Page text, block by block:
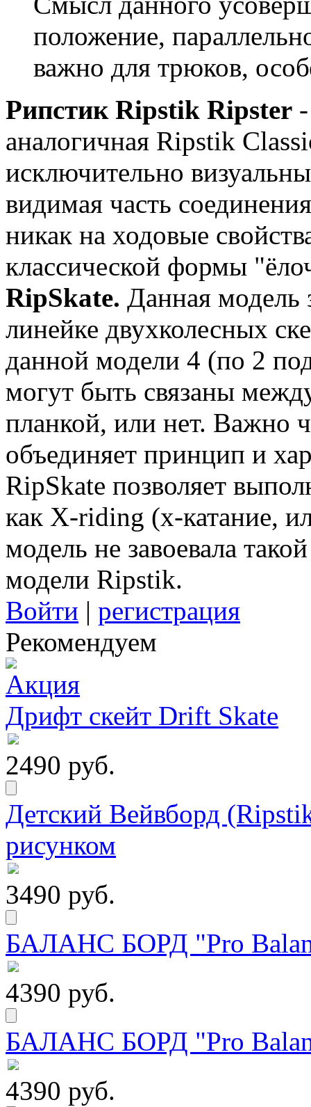
положение,
важно для трюков,
Рипстик Ripstik Ripster
аналогичная Ripstik
исключительно
видимая часть
никак на ходовые
классической формы
RipSkate. Данная модель
линейке двухколесных
данной модели 4 (по 2
могут быть связаны
планкой, или нет. Важно
объединяет принцип и
RipSkate позволяет
как X-riding (х-катание,
модель не завоевала
модели Ripstik.
Войти | регистрация
Рекомендуем
Дрифт скейт Drift Skate
2490 руб.
Детский Вейвборд
рисунком
3490 руб.
БАЛАНС БОРД "Pro
4390 руб.
БАЛАНС БОРД "Pro
4390 руб.